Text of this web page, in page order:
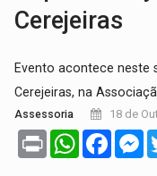
Cerejeiras
Evento acontece neste
Cerejeiras, na
Assessoria 18 de
Print WhatsApp